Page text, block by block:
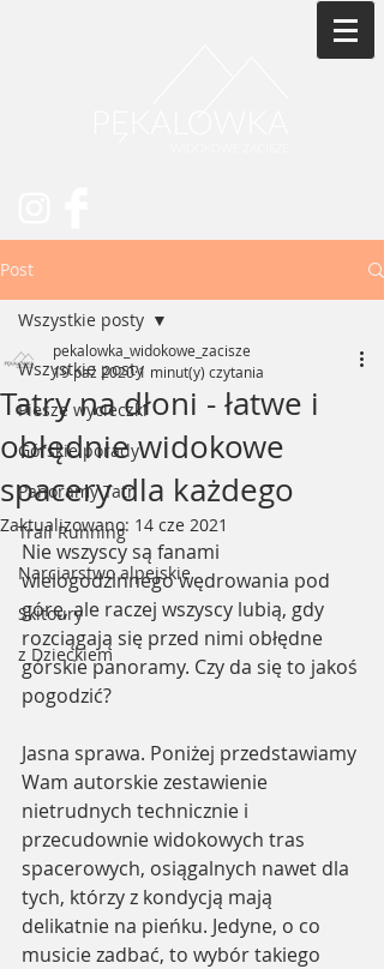
Post
Wszystkie posty
Piesze wycieczki
Górskie porady
Panoramy Tatr
Trail Running
Narciarstwo alpejskie
Skitoury
z Dzieckiem
Wszystkie posty
Tatry na dłoni - łatwe i
obłędnie widokowe
spacery dla każdego
pekalowka_widokowe_zacisze
19 paź 20201 minut(y) czytania
Zaktualizowano: 14 cze 2021
Nie wszyscy są fanami
wielogodzinnego wędrowania pod
górę, ale raczej wszyscy lubią, gdy
rozciągają się przed nimi obłędne
górskie panoramy. Czy da się to jakoś
pogodzić?
Jasna sprawa. Poniżej przedstawiamy
Wam autorskie zestawienie
nietrudnych technicznie i
przecudownie widokowych tras
spacerowych, osiągalnych nawet dla
tych, którzy z kondycją mają
delikatnie na pieńku. Jedyne, o co
musicie zadbać, to wybór takiego